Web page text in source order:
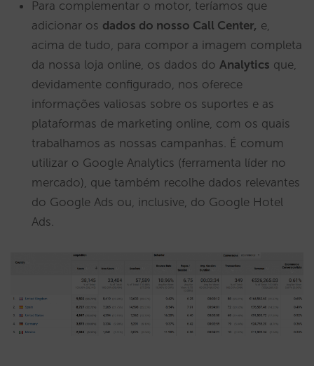
Para complementar o motor, teríamos que
adicionar os dados do nosso Call Center, e,
acima de tudo, para compor a imagem completa
da nossa loja online, os dados do Analytics que,
devidamente configurado, nos oferece
informações valiosas sobre os suportes e as
plataformas de marketing online, com os quais
trabalhamos as nossas campanhas. É comum
utilizar o Google Analytics (ferramenta líder no
mercado), que também recolhe dados relevantes
do Google Ads ou, inclusive, do Google Hotel
Ads.